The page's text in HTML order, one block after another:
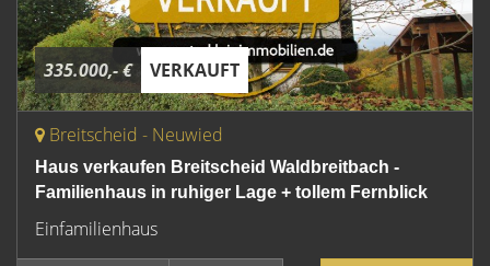
335.000,- € VERKAUFT
Breitscheid - Neuwied
Haus verkaufen Breitscheid Waldbreitbach -
Familienhaus in ruhiger Lage + tollem Fernblick
Einfamilienhaus